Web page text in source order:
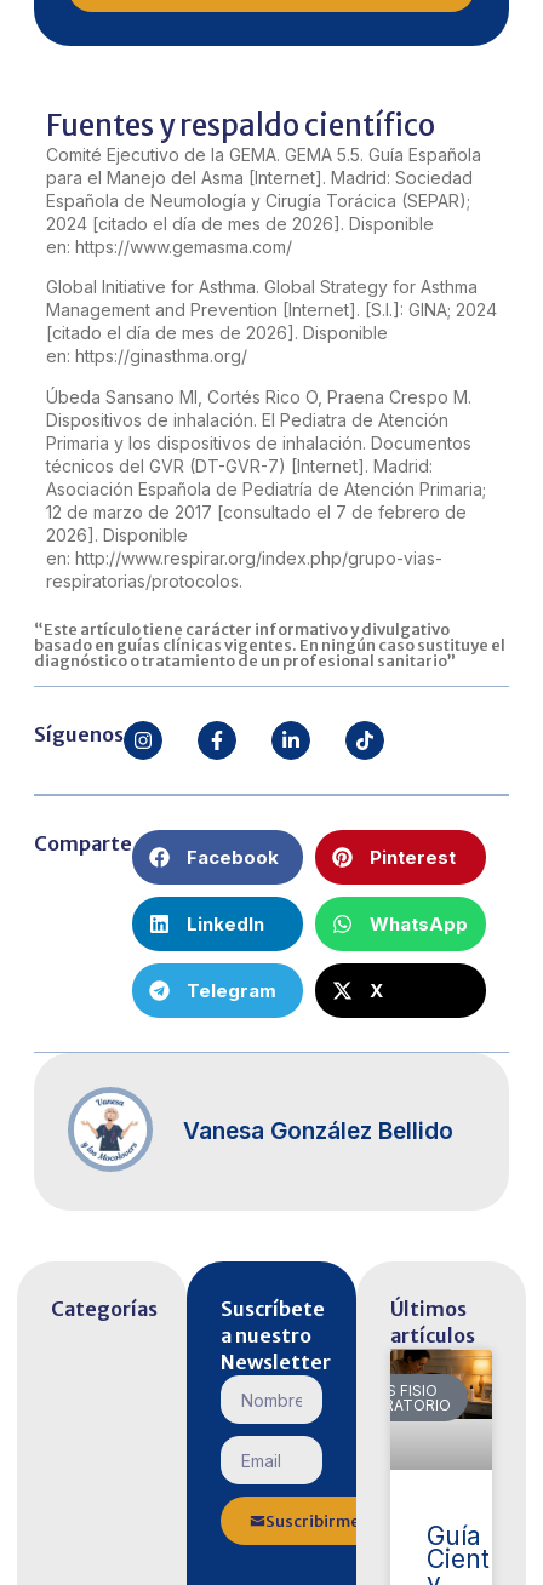
Fuentes y respaldo científico
Comité Ejecutivo de la GEMA. GEMA 5.5. Guía Española
para el Manejo del Asma [Internet]. Madrid: Sociedad
Española de Neumología y Cirugía Torácica (SEPAR);
2024 [citado el día de mes de 2026]. Disponible
en: https://www.gemasma.com/
Global Initiative for Asthma. Global Strategy for Asthma
Management and Prevention [Internet]. [S.l.]: GINA; 2024
[citado el día de mes de 2026]. Disponible
en: https://ginasthma.org/
Úbeda Sansano MI, Cortés Rico O, Praena Crespo M.
Dispositivos de inhalación. El Pediatra de Atención
Primaria y los dispositivos de inhalación. Documentos
técnicos del GVR (DT-GVR-7) [Internet]. Madrid:
Asociación Española de Pediatría de Atención Primaria;
12 de marzo de 2017 [consultado el 7 de febrero de
2026]. Disponible
en: http://www.respirar.org/index.php/grupo-vias-
respiratorias/protocolos.
“Este artículo tiene carácter informativo y divulgativo
basado en guías clínicas vigentes. En ningún caso sustituye el
diagnóstico o tratamiento de un profesional sanitario”
Síguenos
Comparte
Facebook Pinterest
LinkedIn WhatsApp
Telegram X
Vanesa González Bellido
Categorías
Suscríbete
a nuestro
Newsletter
Suscribirme
Últimos
artículos
VARIOS FISIO
RESPIRATORIO
Guía
Científica